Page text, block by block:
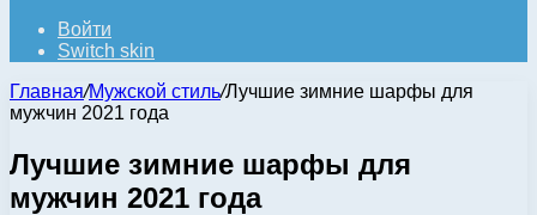
Войти
Switch skin
Главная/Мужской стиль/Лучшие зимние шарфы для
мужчин 2021 года
Лучшие зимние шарфы для
мужчин 2021 года